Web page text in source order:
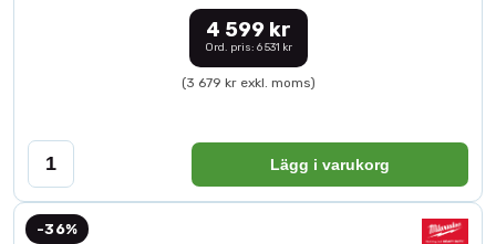
4 599 kr
Ord. pris: 6 531 kr
(3 679 kr exkl. moms)
Lägg i varukorg
-36%